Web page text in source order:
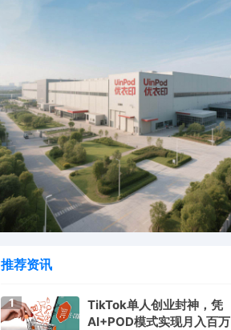
推荐资讯
1
TikTok单人创业封神，凭
AI+POD模式实现月入百万